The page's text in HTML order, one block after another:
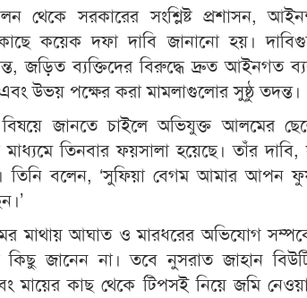
থেকে সরকারের সংশ্লিষ্ট প্রশাসন,
কাছে কয়েক দফা দাবি জানানো হয়।
জড়িত ব্যক্তিদের বিরুদ্ধে দ্রুত আইনগত
উভয় পক্ষের করা মামলাগুলোর সুষ্ঠু তদন্ত।
জানতে চাইলে অভিযুক্ত আলমের
মাধ্যমে তিনবার ফয়সালা হয়েছে। তাঁর দাবি,
তিনি বলেন, ‘সুফিয়া বেগম আমার আপন
মাথায় আঘাত ও মারধরের অভিযোগ
জানেন না। তবে নুসরাত জাহান
মায়ের কাছ থেকে টিপসই নিয়ে জমি